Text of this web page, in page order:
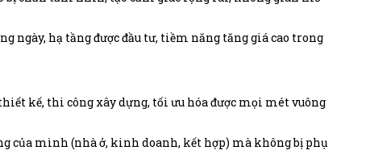
ngày, hạ tầng được đầu tư, tiềm năng tăng giá cao trong
kế, thi công xây dựng, tối ưu hóa được mọi mét vuông
của mình (nhà ở, kinh doanh, kết hợp) mà không bị phụ